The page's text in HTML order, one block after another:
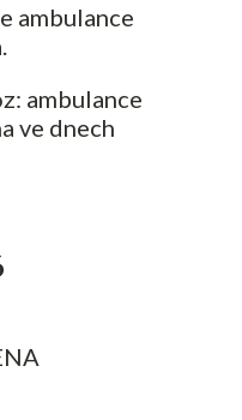
ambulance
ambulance
ve dnech